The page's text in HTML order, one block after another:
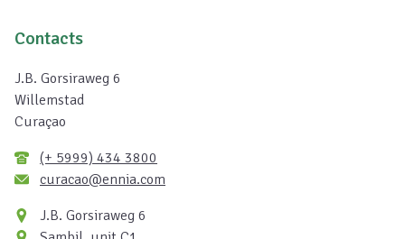
Contacts
J.B. Gorsiraweg 6
Willemstad
Curaçao
(+ 5999) 434 3800
curacao@ennia.com
J.B. Gorsiraweg 6